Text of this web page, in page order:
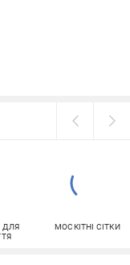
ДЛЯ
МОСКІТНІ СІТКИ